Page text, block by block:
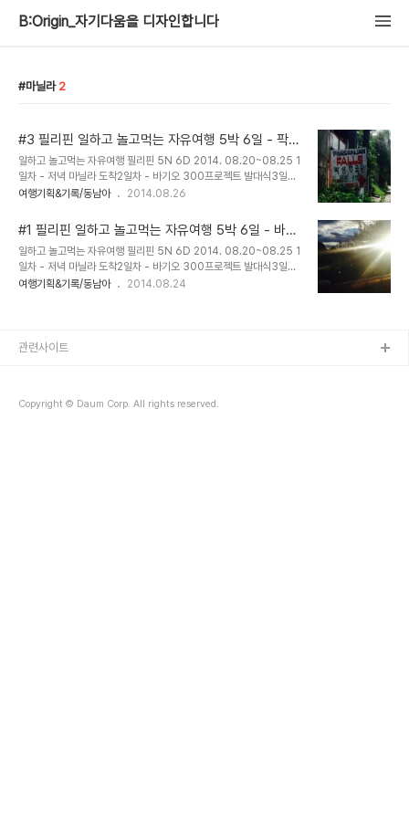
B:Origin_자기다움을 디자인합니다
마닐라 2
#3 필리핀 일하고 놀고먹는 자유여행 5박 6일 - 팍상
한
일하고 놀고먹는 자유여행 필리핀 5N 6D 2014. 08.20~08.25 1
일차 - 저녁 마닐라 도착2일차 - 바기오 300프로젝트 발대식3일차
- 마닐라로 돌아와 마사지4일차 - 마닐라 더포럼 300프로젝트 발대
한 폭포로 출발. 아이나 어른이나 모두 1,350 페소. 안깎아줘요~ 처
음 이 풍경을 보았을 때는 그냥 강에서 보트타고 유람하나보다 싶었다.
출발 직전. 조교의 포즈로~ 폭이 좁은 보트에 건장한 청년이 앞 뒤로,
가운데 2~3명이 탑승한다. 이때만 해도.... 그냥 유람이었다. 특징이
있다면 물살을 거슬러 올라간 것. 이러다 수심이 앝아지면 청년이 뛰어
여행기획&기록/동남아 2014.08.26
#1 필리핀 일하고 놀고먹는 자유여행 5박 6일 - 바기
오
일하고 놀고먹는 자유여행 필리핀 5N 6D 2014. 08.20~08.25 1
일차 - 저녁 마닐라 도착2일차 - 바기오 300프로젝트 발대식3일차
- 마닐라로 돌아와 마사지4일차 - 마닐라 더포럼 300프로젝트 발대
화가 소양 샘 부부 댁이다. 27층의 하늘과 가까운 집. 다음날 필리핀
를 피해 쉬던 곳이 관광지로 개..
여행기획&기록/동남아 2014.08.24
Copyright © Daum Corp. All rights reserved.
관련사이트